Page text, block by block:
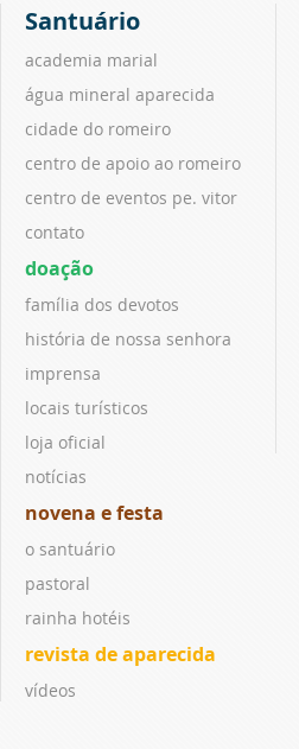
Santuário
academia marial
água mineral aparecida
cidade do romeiro
centro de apoio ao romeiro
centro de eventos pe. vitor
contato
doação
família dos devotos
história de nossa senhora
imprensa
locais turísticos
loja oficial
notícias
novena e festa
o santuário
pastoral
rainha hotéis
revista de aparecida
vídeos